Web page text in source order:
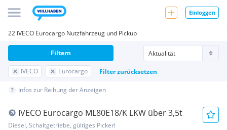
Einloggen
22 IVECO Eurocargo Nutzfahrzeug und Pickup
IVECO Eurocargo Filter zurücksetzen
Filtern
Infos zur Reihung der Anzeigen
IVECO Eurocargo ML80E18/K LKW über 3,5t
Diesel, Schaltgetriebe, gültiges Pickerl